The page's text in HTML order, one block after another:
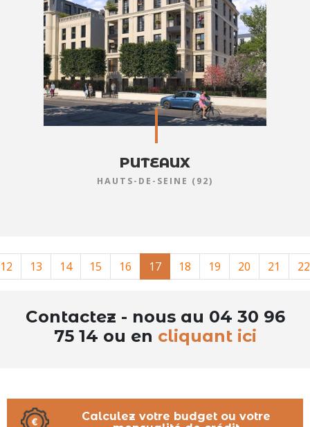
PUTEAUX
HAUTS-DE-SEINE (92)
12 13 14 15 16 17 18 19 20 21 22
Contactez - nous au 04 30 96
75 14 ou en cliquant ici
Calculez votre budget ou votre